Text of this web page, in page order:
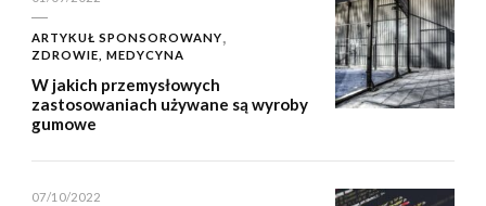
ARTYKUŁ SPONSOROWANY
ZDROWIE, MEDYCYNA
W jakich przemysłowych
zastosowaniach używane są wyroby
gumowe
07/10/2022